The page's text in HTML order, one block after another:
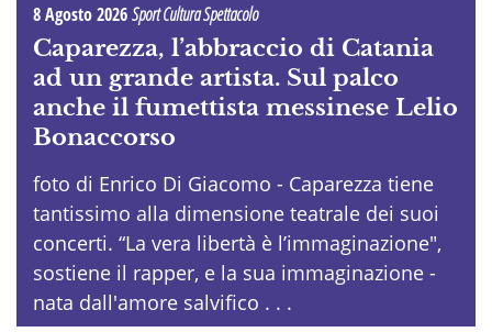
8 Agosto 2026Sport Cultura Spettacolo
Caparezza, l’abbraccio di Catania
ad un grande artista. Sul palco
anche il fumettista messinese Lelio
Bonaccorso
foto di Enrico Di Giacomo - Caparezza tiene
tantissimo alla dimensione teatrale dei suoi
concerti. “La vera libertà è l’immaginazione",
sostiene il rapper, e la sua immaginazione -
nata dall'amore salvifico . . .